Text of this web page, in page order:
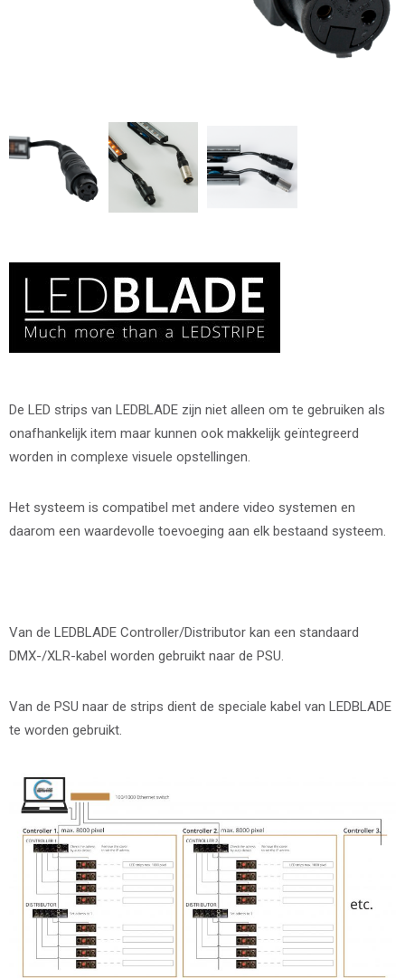
De LED strips van LEDBLADE zijn niet alleen om te gebruiken als
onafhankelijk item maar kunnen ook makkelijk geïntegreerd
worden in complexe visuele opstellingen.
Het systeem is compatibel met andere video systemen en
daarom een waardevolle toevoeging aan elk bestaand systeem.
Van de LEDBLADE Controller/Distributor kan een standaard
DMX-/XLR-kabel worden gebruikt naar de PSU.
Van de PSU naar de strips dient de speciale kabel van LEDBLADE
te worden gebruikt.